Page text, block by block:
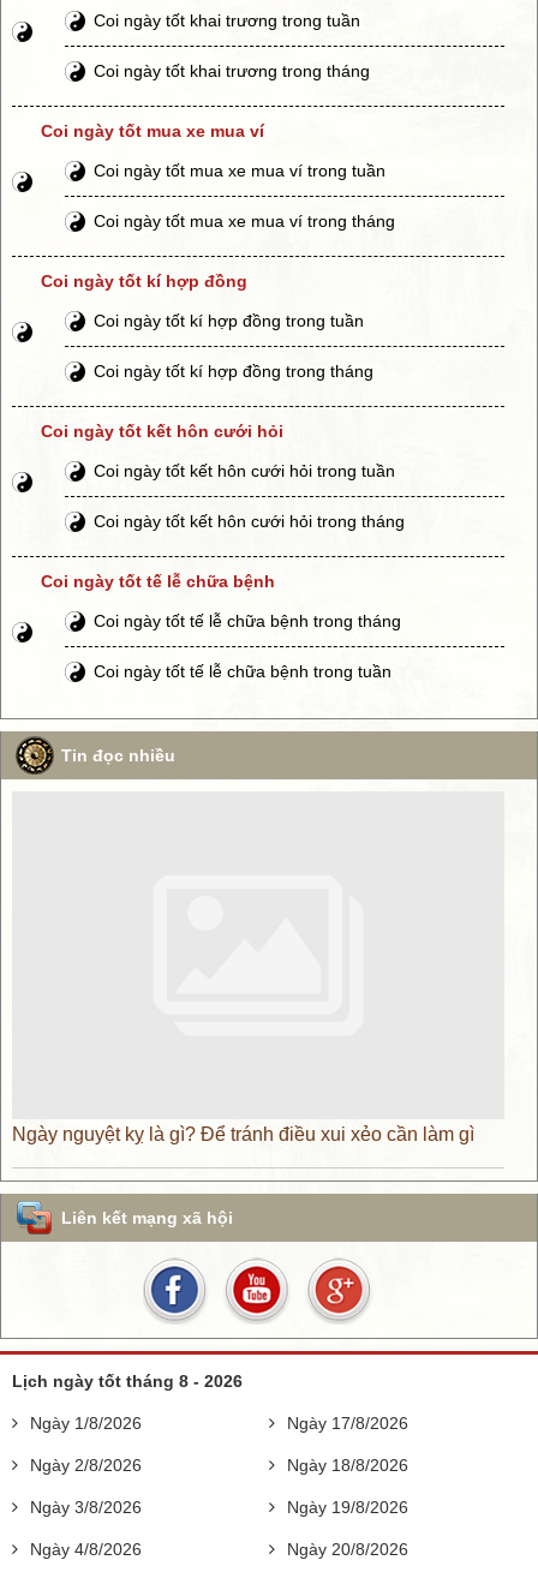
Coi ngày tốt khai trương trong tuần
Coi ngày tốt khai trương trong tháng
Coi ngày tốt mua xe mua ví
Coi ngày tốt mua xe mua ví trong tuần
Coi ngày tốt mua xe mua ví trong tháng
Coi ngày tốt kí hợp đồng
Coi ngày tốt kí hợp đồng trong tuần
Coi ngày tốt kí hợp đồng trong tháng
Coi ngày tốt kết hôn cưới hỏi
Coi ngày tốt kết hôn cưới hỏi trong tuần
Coi ngày tốt kết hôn cưới hỏi trong tháng
Coi ngày tốt tế lễ chữa bệnh
Coi ngày tốt tế lễ chữa bệnh trong tháng
Coi ngày tốt tế lễ chữa bệnh trong tuần
Tin đọc nhiều
Ngày nguyệt kỵ là gì? Để tránh điều xui xẻo cần làm gì
Liên kết mạng xã hội
Lịch ngày tốt tháng 8 - 2026
Ngày 1/8/2026
Ngày 2/8/2026
Ngày 3/8/2026
Ngày 4/8/2026
Ngày 17/8/2026
Ngày 18/8/2026
Ngày 19/8/2026
Ngày 20/8/2026